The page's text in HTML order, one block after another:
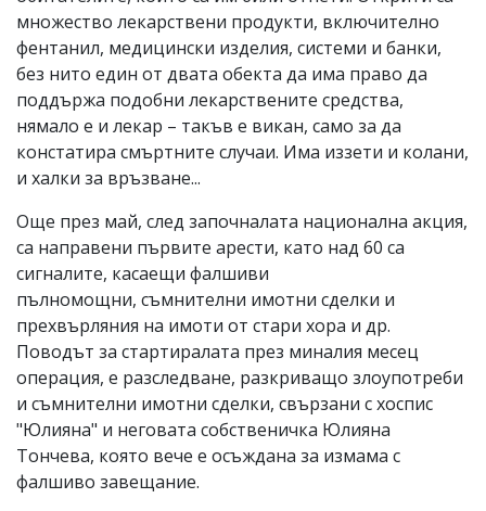
множество лекарствени продукти, включително
фентанил, медицински изделия, системи и банки,
без нито един от двата обекта да има право да
поддържа подобни лекарствените средства,
нямало е и лекар – такъв е викан, само за да
констатира смъртните случаи. Има иззети и колани,
и халки за връзване...
Още през май, след започналата национална акция,
са направени първите арести, като над 60 са
сигналите, касаещи фалшиви
пълномощни, съмнителни имотни сделки и
прехвърляния на имоти от стари хора и др.
Поводът за стартиралата през миналия месец
операция, е разследване, разкриващо злоупотреби
и съмнителни имотни сделки, свързани с хоспис
"Юлияна" и неговата собственичка Юлияна
Тончева, която вече е осъждана за измама с
фалшиво завещание.